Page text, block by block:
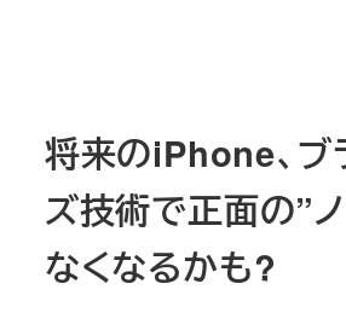
将来のiPhone、ブ
ズ技術で正面の”
なくなるかも?